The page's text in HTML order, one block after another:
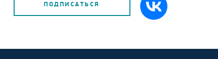
ПОДПИСАТЬСЯ